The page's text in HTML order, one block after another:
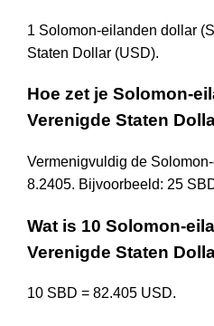
1 Solomon-eilanden dollar
Staten Dollar (USD).
Hoe zet je Solomon-
Verenigde Staten
Vermenigvuldig de
8.2405. Bijvoorbeeld: 25
Wat is 10 Solomon-
Verenigde Staten
10 SBD = 82.405 USD.